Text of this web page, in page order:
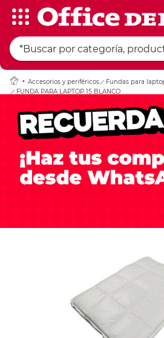
Accesorios y periféricos
Fundas para
FUNDA PARA LAPTOP 15 BLANCO